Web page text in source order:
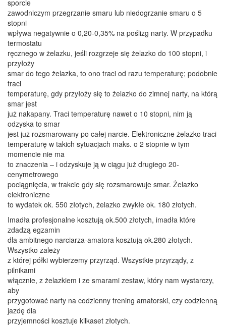
sporcie
zawodniczym przegrzanie smaru lub niedogrzanie smaru o 5
stopni
wpływa negatywnie o 0,20-0,35% na poślizg narty. W przypadku
termostatu
ręcznego w żelazku, jeśli rozgrzeje się żelazko do 100 stopni, i
przyłoży
smar do tego żelazka, to ono traci od razu temperaturę; podobnie
traci
temperaturę, gdy przyłoży się to żelazko do zimnej narty, na którą
smar jest
już nakapany. Traci temperaturę nawet o 10 stopni, nim ją
odzyska to smar
jest już rozsmarowany po całej narcie. Elektroniczne żelazko traci
temperaturę w takich sytuacjach maks. o 2 stopnie w tym
momencie nie ma
to znaczenia – i odzyskuje ją w ciągu już drugiego 20-
cenymetrowego
pociągnięcia, w trakcie gdy się rozsmarowuje smar. Żelazko
elektroniczne
to wydatek ok. 550 złotych, żelazko zwykłe ok. 180 złotych.
Imadła profesjonalne kosztują ok.500 złotych, imadła które
zdadzą egzamin
dla ambitnego narciarza-amatora kosztują ok.280 złotych.
Wszystko zależy
z której półki wybierzemy przyrząd. Wszystkie przyrządy, z
pilnikami
włącznie, z żelazkiem i ze smarami zestaw, który nam wystarczy,
aby
przygotować narty na codzienny trening amatorski, czy codzienną
jazdę dla
przyjemności kosztuje kilkaset złotych.